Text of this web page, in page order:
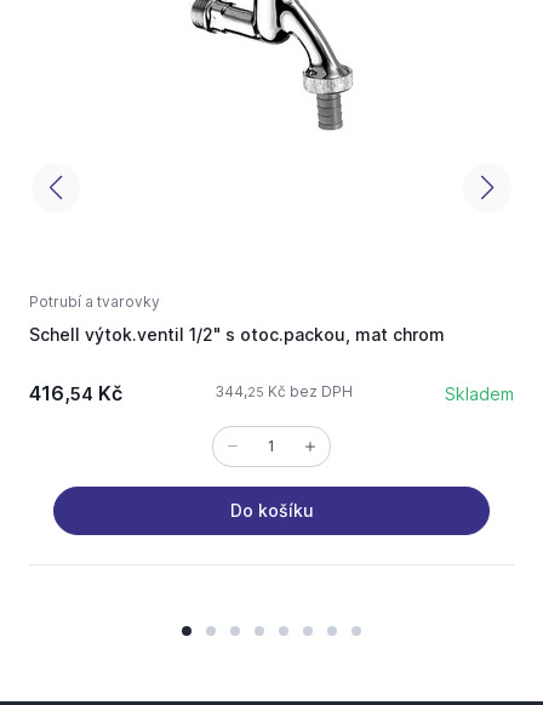
Potrubí a tvarovky
Schell výtok.ventil 1/2" s otoc.packou, mat chrom
416,54 Kč 344,25 Kč bez DPH Skladem
Do košíku